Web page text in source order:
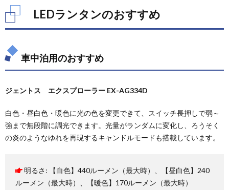
LEDランタンのおすすめ
車中泊用のおすすめ
ジェントス エクスプローラー EX-AG334D
白色・昼白色・暖色に光の色を変更できて、スイッチ長押しで弱～
強まで無段階に調光できます。光量がランダムに変化し、ろうそく
の炎のようなゆれを再現するキャンドルモードも搭載しています。
明るさ: 【白色】440ルーメン（最大時）、【昼白色】240
ルーメン（最大時）、【暖色】170ルーメン（最大時）